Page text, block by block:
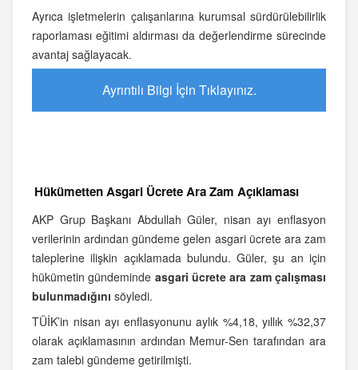
Ayrıca işletmelerin çalışanlarına kurumsal sürdürülebilirlik
raporlaması eğitimi aldırması da değerlendirme sürecinde
avantaj sağlayacak.
Ayrıntılı Bilgi İçin Tıklayınız.
Hükümetten Asgari Ücrete Ara Zam Açıklaması
AKP Grup Başkanı Abdullah Güler, nisan ayı enflasyon
verilerinin ardından gündeme gelen asgari ücrete ara zam
taleplerine ilişkin açıklamada bulundu. Güler, şu an için
hükümetin gündeminde asgari ücrete ara zam çalışması
bulunmadığını söyledi.
TÜİK’in nisan ayı enflasyonunu aylık %4,18, yıllık %32,37
olarak açıklamasının ardından Memur-Sen tarafından ara
zam talebi gündeme getirilmişti.